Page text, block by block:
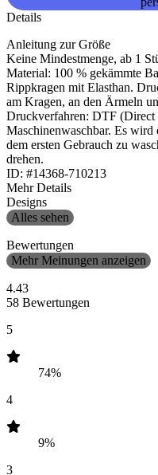
Details
Anleitung zur Größe
Keine Mindestmenge, ab 1
Material: 100 % gekämmte
Rippkragen mit Elasthan.
am Kragen, an den Ärmeln
Druckverfahren: DTF (Direct
Maschinenwaschbar. Es
dem ersten Gebrauch zu
drehen.
ID: #14368-710213
Mehr Details
Designs
Alles sehen
Bewertungen
Mehr Meinungen anzeigen
4.43
58 Bewertungen
5
74%
4
9%
3